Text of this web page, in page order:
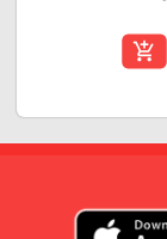
add_shopping_cart